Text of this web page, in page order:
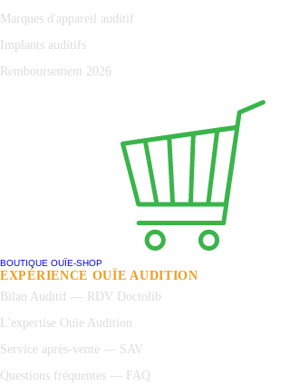
Marques d'appareil auditif
Implants auditifs
Remboursement 2026
BOUTIQUE OUÏE-SHOP
EXPÉRIENCE OUÏE AUDITION
Bilan Auditif — RDV Doctolib
L'expertise Ouïe Audition
Service après-vente — SAV
Questions fréquentes — FAQ